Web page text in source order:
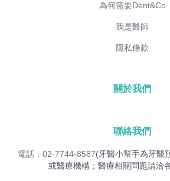
為何需要Dent&Co
我是醫師
隱私條款
關於我們
聯絡我們
電話：02-7744-8587(牙醫小幫手為牙醫
或醫療機構；醫療相關問題請洽